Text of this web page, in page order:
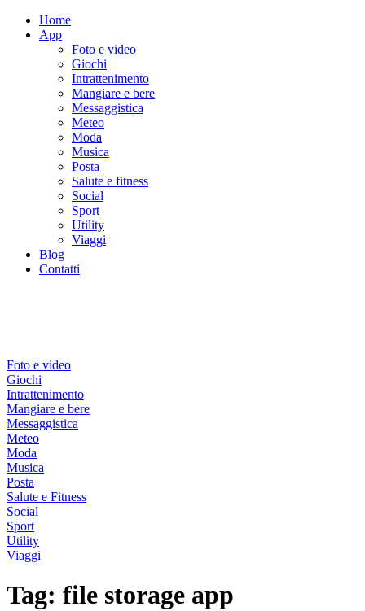
Home
App
Foto e video
Giochi
Intrattenimento
Mangiare e bere
Messaggistica
Meteo
Moda
Musica
Posta
Salute e fitness
Social
Sport
Utility
Viaggi
Blog
Contatti
Foto e video
Giochi
Intrattenimento
Mangiare e bere
Messaggistica
Meteo
Moda
Musica
Posta
Salute e Fitness
Social
Sport
Utility
Viaggi
Tag: file storage app